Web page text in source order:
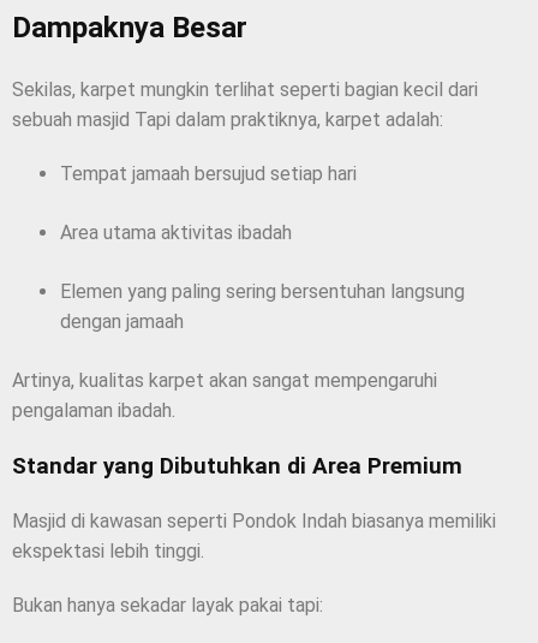
Dampaknya Besar
Sekilas, karpet mungkin terlihat seperti bagian kecil dari
sebuah masjid Tapi dalam praktiknya, karpet adalah:
Tempat jamaah bersujud setiap hari
Area utama aktivitas ibadah
Elemen yang paling sering bersentuhan langsung
dengan jamaah
Artinya, kualitas karpet akan sangat mempengaruhi
pengalaman ibadah.
Standar yang Dibutuhkan di Area Premium
Masjid di kawasan seperti Pondok Indah biasanya memiliki
ekspektasi lebih tinggi.
Bukan hanya sekadar layak pakai tapi: